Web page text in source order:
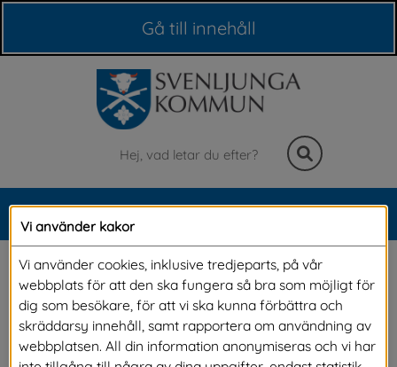
Gå till innehåll
Sök
Meny
Nedskräpning drabbar
oss alla
Vi använder kakor
Vi använder cookies, inklusive tredjeparts, på vår
webbplats för att den ska fungera så bra som möjligt för
dig som besökare, för att vi ska kunna förbättra och
skräddarsy innehåll, samt rapportera om användning av
webbplatsen. All din information anonymiseras och vi har